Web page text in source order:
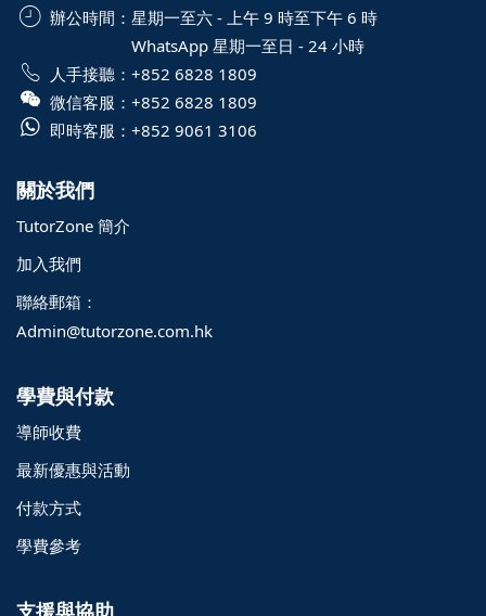
辦公時間： 星期一至六 - 上午 9 時至下午 6 時
WhatsApp 星期一至日 - 24 小時
人手接聽： +852 6828 1809
微信客服： +852 6828 1809
即時客服： +852 9061 3106
關於我們
TutorZone 簡介
加入我們
聯絡郵箱：
Admin@tutorzone.com.hk
學費與付款
導師收費
最新優惠與活動
付款方式
學費參考